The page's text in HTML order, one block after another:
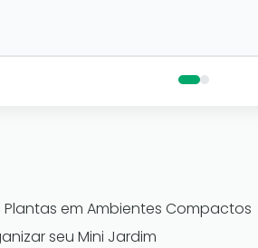
em Ambientes Compactos
seu Mini Jardim